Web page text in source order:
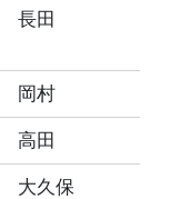
長田
岡村
高田
大久保